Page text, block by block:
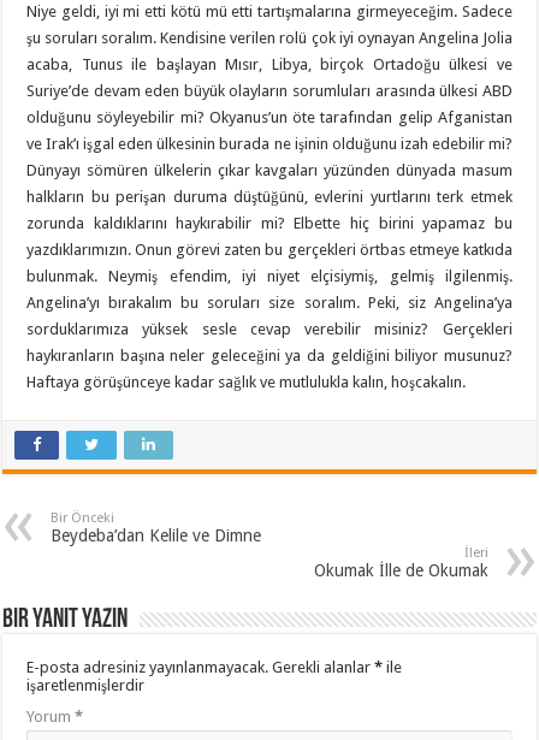
Niye geldi, iyi mi etti kötü mü etti tartışmalarına girmeyeceğim. Sadece
şu soruları soralım. Kendisine verilen rolü çok iyi oynayan Angelina Jolia
acaba, Tunus ile başlayan Mısır, Libya, birçok Ortadoğu ülkesi ve
Suriye’de devam eden büyük olayların sorumluları arasında ülkesi ABD
olduğunu söyleyebilir mi? Okyanus’un öte tarafından gelip Afganistan
ve Irak’ı işgal eden ülkesinin burada ne işinin olduğunu izah edebilir mi?
Dünyayı sömüren ülkelerin çıkar kavgaları yüzünden dünyada masum
halkların bu perişan duruma düştüğünü, evlerini yurtlarını terk etmek
zorunda kaldıklarını haykırabilir mi? Elbette hiç birini yapamaz bu
yazdıklarımızın. Onun görevi zaten bu gerçekleri örtbas etmeye katkıda
bulunmak. Neymiş efendim, iyi niyet elçisiymiş, gelmiş ilgilenmiş.
Angelina’yı bırakalım bu soruları size soralım. Peki, siz Angelina’ya
sorduklarımıza yüksek sesle cevap verebilir misiniz? Gerçekleri
haykıranların başına neler geleceğini ya da geldiğini biliyor musunuz?
Haftaya görüşünceye kadar sağlık ve mutlulukla kalın, hoşcakalın.
Bir Önceki
Beydeba’dan Kelile ve Dimne
İleri
Okumak İlle de Okumak
Bir yanıt yazın
E-posta adresiniz yayınlanmayacak. Gerekli alanlar* ile
işaretlenmişlerdir
Yorum*